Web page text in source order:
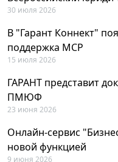
30 июля 2026
В "Гарант Коннект"
поддержка MCP
15 июля 2026
ГАРАНТ представит
ПМЮФ
23 июня 2026
Онлайн-сервис
новой функцией
9 июня 2026